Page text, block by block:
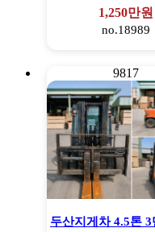
1,250만원
no.18989
9817
두산지게차 4.5톤